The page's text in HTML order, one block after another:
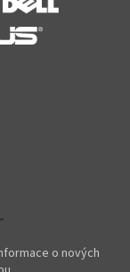
o nových